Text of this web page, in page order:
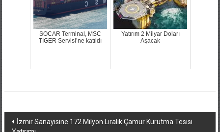
SOCAR Terminal, MSC
TIGER Servisi’ne katıldı
Yatırım 2 Milyar Doları
Aşacak
Yazı
İzmir Sanayisine 172 Milyon Liralık Çamur Kurutma Tesisi